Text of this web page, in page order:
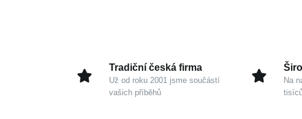
Tradiční česká firma
Už od roku 2001 jsme součástí
vašich příběhů
Na